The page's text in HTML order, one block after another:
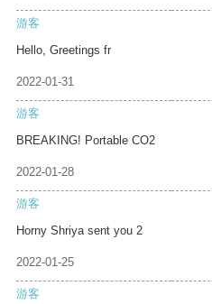
游客
Hello, Greetings fr
2022-01-31
游客
BREAKING! Portable CO2
2022-01-28
游客
Horny Shriya sent you 2
2022-01-25
游客